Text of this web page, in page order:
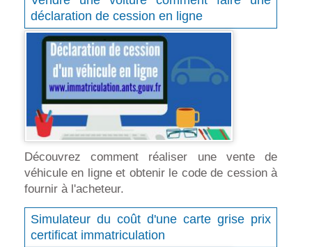
déclaration de cession en ligne
Découvrez comment réaliser une vente de
véhicule en ligne et obtenir le code de cession à
fournir à l'acheteur.
Simulateur du coût d'une carte grise prix
certificat immatriculation